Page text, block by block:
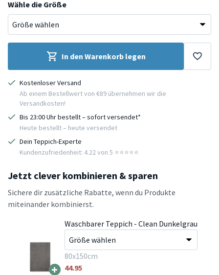
Wähle die Größe
In den Warenkorb legen
Kostenloser Versand
Ab einem Bestellwert von €89 übernehmen wir die
Versandkosten!
Bis 23:00 Uhr bestellt – sofort versendet*
Heute bestellt – heute versendet
Dein Teppich-Experte
Kundenzufriedenheit: 4.22 von 5 ⭐️⭐️⭐️⭐️⭐️
Jetzt clever kombinieren & sparen
Sichere dir zusätzliche Rabatte, wenn du Produkte
miteinander kombinierst.
+
Waschbarer Teppich - Clean Dunkelgrau
80x150cm
44.95